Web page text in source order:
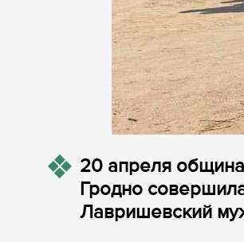
20 апреля
Гродно
Лавришевский